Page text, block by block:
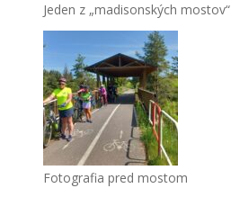
Jeden z „madisonských mostov“
Fotografia pred mostom